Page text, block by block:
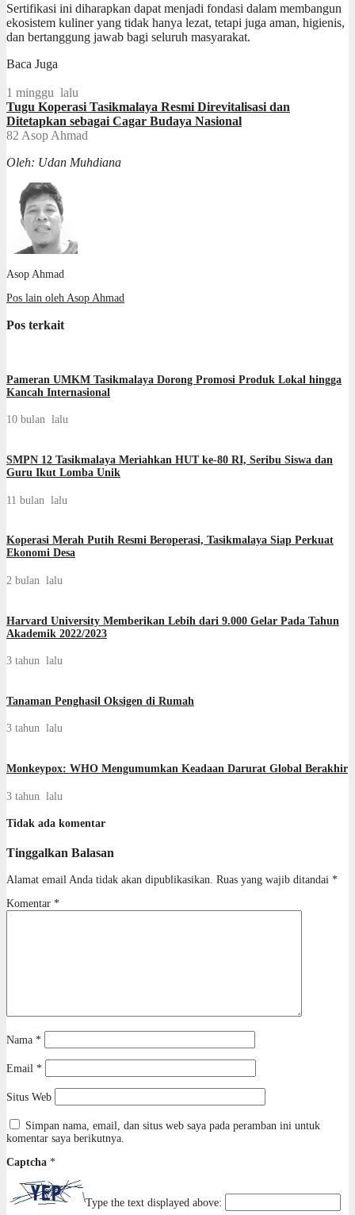
Sertifikasi ini diharapkan dapat menjadi fondasi dalam membangun
ekosistem kuliner yang tidak hanya lezat, tetapi juga aman, higienis,
dan bertanggung jawab bagi seluruh masyarakat.
Baca Juga
1 minggu lalu
Tugu Koperasi Tasikmalaya Resmi Direvitalisasi dan
Ditetapkan sebagai Cagar Budaya Nasional
82 Asop Ahmad
Oleh: Udan Muhdiana
Asop Ahmad
Pos lain oleh Asop Ahmad
Pos terkait
Pameran UMKM Tasikmalaya Dorong Promosi Produk Lokal hingga
Kancah Internasional
10 bulan lalu
SMPN 12 Tasikmalaya Meriahkan HUT ke-80 RI, Seribu Siswa dan
Guru Ikut Lomba Unik
11 bulan lalu
Koperasi Merah Putih Resmi Beroperasi, Tasikmalaya Siap Perkuat
Ekonomi Desa
2 bulan lalu
Harvard University Memberikan Lebih dari 9.000 Gelar Pada Tahun
Akademik 2022/2023
3 tahun lalu
Tanaman Penghasil Oksigen di Rumah
3 tahun lalu
Monkeypox: WHO Mengumumkan Keadaan Darurat Global Berakhir
3 tahun lalu
Tidak ada komentar
Tinggalkan Balasan
Alamat email Anda tidak akan dipublikasikan. Ruas yang wajib ditandai *
Komentar *
Nama *
Email *
Situs Web
Simpan nama, email, dan situs web saya pada peramban ini untuk
komentar saya berikutnya.
Captcha *
Type the text displayed above: